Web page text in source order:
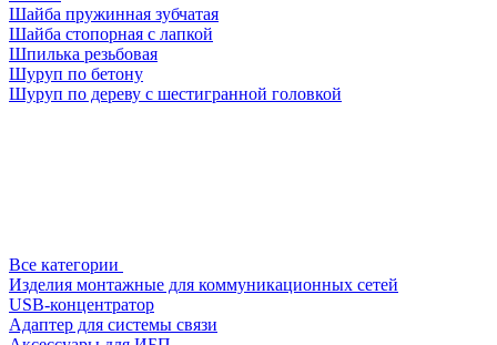
Шайба пружинная зубчатая
Шайба стопорная с лапкой
Шпилька резьбовая
Шуруп по бетону
Шуруп по дереву с шестигранной головкой
Все категории
Изделия монтажные для коммуникационных сетей
USB-концентратор
Адаптер для системы связи